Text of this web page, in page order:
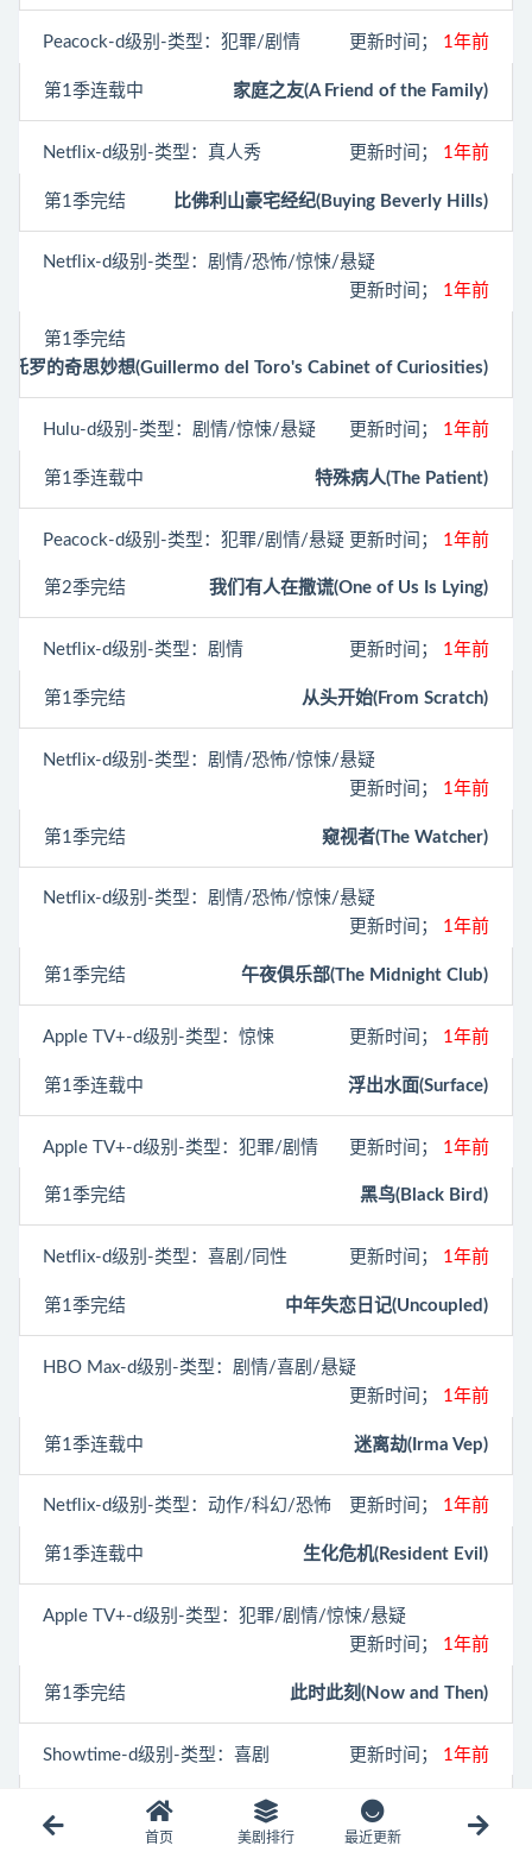
Peacock-d级别-类型：犯罪/剧情 更新时间； 1年前
第1季连载中 家庭之友(A Friend of the Family)
Netflix-d级别-类型：真人秀 更新时间； 1年前
第1季完结 比佛利山豪宅经纪(Buying Beverly Hills)
Netflix-d级别-类型：剧情/恐怖/惊悚/悬疑
更新时间；
1年前
第1季完结
·托罗的奇思妙想(Guillermo del Toro's Cabinet of Curiosities)
Hulu-d级别-类型：剧情/惊悚/悬疑 更新时间； 1年前
第1季连载中 特殊病人(The Patient)
Peacock-d级别-类型：犯罪/剧情/悬疑 更新时间； 1年前
第2季完结 我们有人在撒谎(One of Us Is Lying)
Netflix-d级别-类型：剧情 更新时间； 1年前
第1季完结 从头开始(From Scratch)
Netflix-d级别-类型：剧情/恐怖/惊悚/悬疑
更新时间；
1年前
第1季完结 窥视者(The Watcher)
Netflix-d级别-类型：剧情/恐怖/惊悚/悬疑
更新时间；
1年前
第1季完结 午夜俱乐部(The Midnight Club)
Apple TV+-d级别-类型：惊悚 更新时间； 1年前
第1季连载中 浮出水面(Surface)
Apple TV+-d级别-类型：犯罪/剧情 更新时间； 1年前
第1季完结 黑鸟(Black Bird)
Netflix-d级别-类型：喜剧/同性 更新时间； 1年前
第1季完结 中年失恋日记(Uncoupled)
HBO Max-d级别-类型：剧情/喜剧/悬疑
更新时间；
1年前
第1季连载中 迷离劫(Irma Vep)
Netflix-d级别-类型：动作/科幻/恐怖 更新时间； 1年前
第1季连载中 生化危机(Resident Evil)
Apple TV+-d级别-类型：犯罪/剧情/惊悚/悬疑
更新时间；
1年前
第1季完结 此时此刻(Now and Then)
Showtime-d级别-类型：喜剧 更新时间； 1年前
因你而爱(I Love That for You)
首页 美剧排行 最近更新